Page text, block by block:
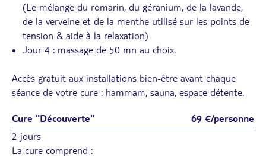
(Le mélange du romarin, du géranium, de la lavande,
de la verveine et de la menthe utilisé sur les points de
tension & aide à la relaxation)
Jour 4 : massage de 50 mn au choix.
Accès gratuit aux installations bien-être avant chaque
séance de votre cure : hammam, sauna, espace détente.
Cure "Découverte"
69 €/personne
2 jours
La cure comprend :